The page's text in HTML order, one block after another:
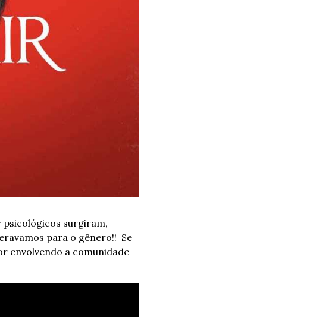
psicológicos surgiram,
para o gênero!!  Se
envolvendo a comunidade